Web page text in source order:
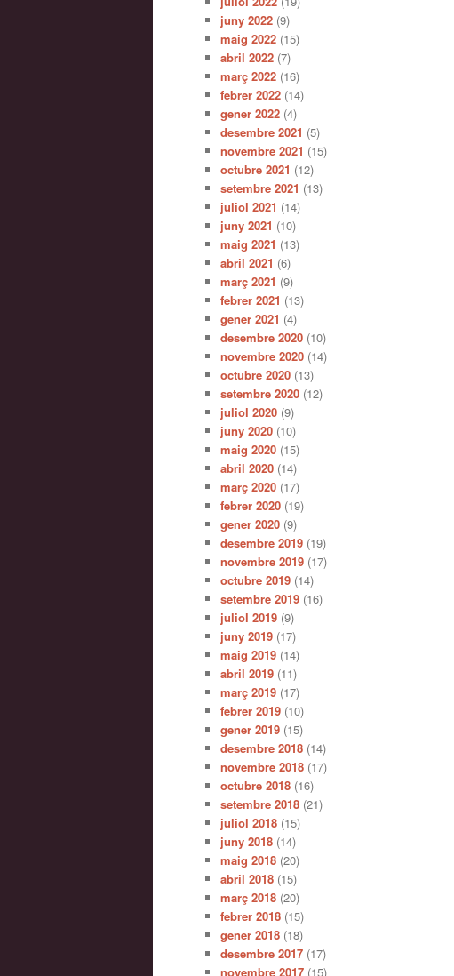
juny 2022 (9)
maig 2022 (15)
abril 2022 (7)
març 2022 (16)
febrer 2022 (14)
gener 2022 (4)
desembre 2021 (5)
novembre 2021 (15)
octubre 2021 (12)
setembre 2021 (13)
juliol 2021 (14)
juny 2021 (10)
maig 2021 (13)
abril 2021 (6)
març 2021 (9)
febrer 2021 (13)
gener 2021 (4)
desembre 2020 (10)
novembre 2020 (14)
octubre 2020 (13)
setembre 2020 (12)
juliol 2020 (9)
juny 2020 (10)
maig 2020 (15)
abril 2020 (14)
març 2020 (17)
febrer 2020 (19)
gener 2020 (9)
desembre 2019 (19)
novembre 2019 (17)
octubre 2019 (14)
setembre 2019 (16)
juliol 2019 (9)
juny 2019 (17)
maig 2019 (14)
abril 2019 (11)
març 2019 (17)
febrer 2019 (10)
gener 2019 (15)
desembre 2018 (14)
novembre 2018 (17)
octubre 2018 (16)
setembre 2018 (21)
juliol 2018 (15)
juny 2018 (14)
maig 2018 (20)
abril 2018 (15)
març 2018 (20)
febrer 2018 (15)
gener 2018 (18)
desembre 2017 (17)
novembre 2017 (15)